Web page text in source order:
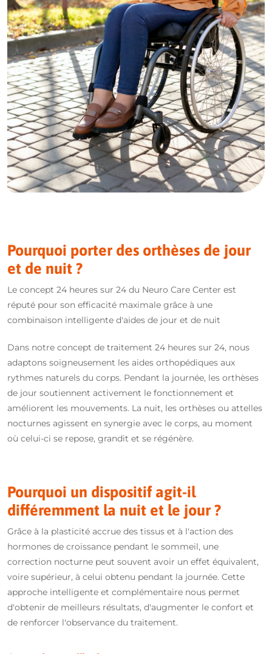
Pourquoi porter des orthèses de jour
et de nuit ?
Le concept 24 heures sur 24 du Neuro Care Center est
réputé pour son efficacité maximale grâce à une
combinaison intelligente d'aides de jour et de nuit
Dans notre concept de traitement 24 heures sur 24, nous
adaptons soigneusement les aides orthopédiques aux
rythmes naturels du corps. Pendant la journée, les orthèses
de jour soutiennent activement le fonctionnement et
améliorent les mouvements. La nuit, les orthèses ou attelles
nocturnes agissent en synergie avec le corps, au moment
où celui-ci se repose, grandit et se régénère.
Pourquoi un dispositif agit-il
différemment la nuit et le jour ?
Grâce à la plasticité accrue des tissus et à l'action des
hormones de croissance pendant le sommeil, une
correction nocturne peut souvent avoir un effet équivalent,
voire supérieur, à celui obtenu pendant la journée. Cette
approche intelligente et complémentaire nous permet
d'obtenir de meilleurs résultats, d'augmenter le confort et
de renforcer l'observance du traitement.